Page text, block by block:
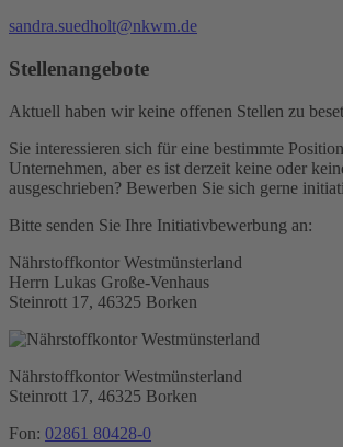
sandra.suedholt@nkwm.de
Stellenangebote
Aktuell haben wir keine offenen Stellen zu
Sie interessieren sich für eine bestimmte
Unternehmen, aber es ist derzeit keine oder
ausgeschrieben? Bewerben Sie sich gerne
Bitte senden Sie Ihre Initiativbewerbung an:
Nährstoffkontor Westmünsterland
Herrn Lukas Große-Venhaus
Steinrott 17, 46325 Borken
Nährstoffkontor Westmünsterland
Steinrott 17, 46325 Borken
Fon: 02861 80428-0